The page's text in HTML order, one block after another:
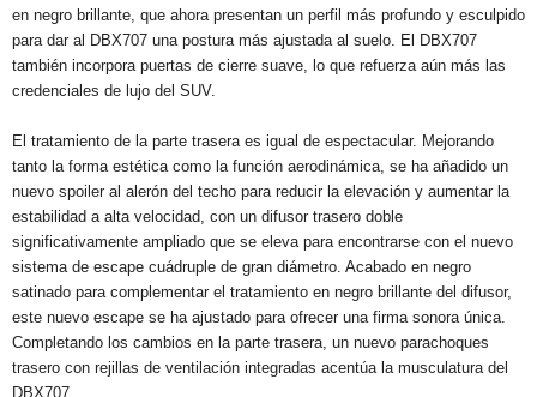
en negro brillante, que ahora presentan un perfil más profundo y esculpido
para dar al DBX707 una postura más ajustada al suelo. El DBX707
también incorpora puertas de cierre suave, lo que refuerza aún más las
credenciales de lujo del SUV.
El tratamiento de la parte trasera es igual de espectacular. Mejorando
tanto la forma estética como la función aerodinámica, se ha añadido un
nuevo spoiler al alerón del techo para reducir la elevación y aumentar la
estabilidad a alta velocidad, con un difusor trasero doble
significativamente ampliado que se eleva para encontrarse con el nuevo
sistema de escape cuádruple de gran diámetro. Acabado en negro
satinado para complementar el tratamiento en negro brillante del difusor,
este nuevo escape se ha ajustado para ofrecer una firma sonora única.
Completando los cambios en la parte trasera, un nuevo parachoques
trasero con rejillas de ventilación integradas acentúa la musculatura del
DBX707.